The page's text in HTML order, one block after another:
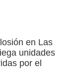
en Las
unidades
por el